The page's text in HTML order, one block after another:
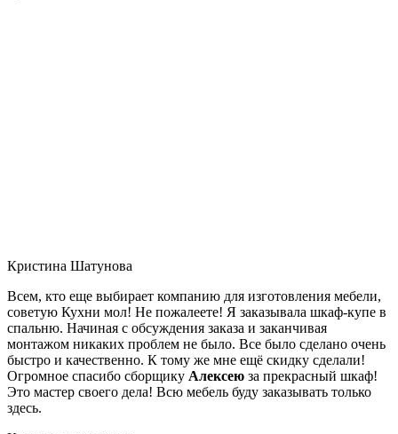
Кристина Шатунова
Всем, кто еще выбирает компанию для изготовления мебели,
советую Кухни мол! Не пожалеете! Я заказывала шкаф-купе в
спальню. Начиная с обсуждения заказа и заканчивая
монтажом никаких проблем не было. Все было сделано очень
быстро и качественно. К тому же мне ещё скидку сделали!
Огромное спасибо сборщику Алексею за прекрасный шкаф!
Это мастер своего дела! Всю мебель буду заказывать только
здесь.